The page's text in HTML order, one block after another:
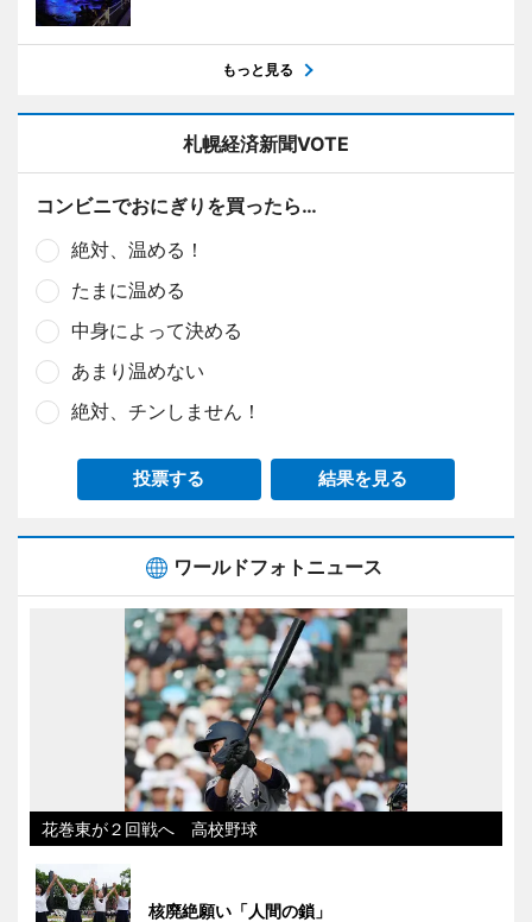
もっと見る
札幌経済新聞VOTE
コンビニでおにぎりを買ったら…
絶対、温める！
たまに温める
中身によって決める
あまり温めない
絶対、チンしません！
投票する 結果を見る
ワールドフォトニュース
花巻東が２回戦へ 高校野球
核廃絶願い「人間の鎖」